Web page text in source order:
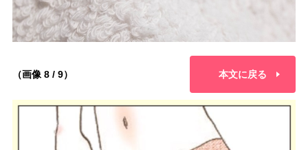
（画像 8 / 9） 本文に戻る